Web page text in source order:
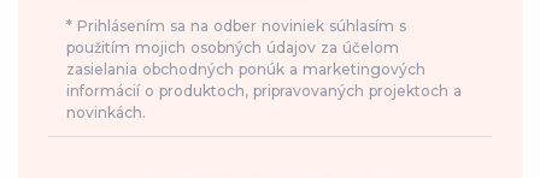
* Prihlásením sa na odber noviniek súhlasím s
použitím mojich osobných údajov za účelom
zasielania obchodných ponúk a marketingových
informácií o produktoch, pripravovaných projektoch a
novinkách.